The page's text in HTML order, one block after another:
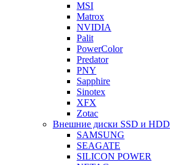
MSI
Matrox
NVIDIA
Palit
PowerColor
Predator
PNY
Sapphire
Sinotex
XFX
Zotac
Внешние диски SSD и HDD
SAMSUNG
SEAGATE
SILICON POWER